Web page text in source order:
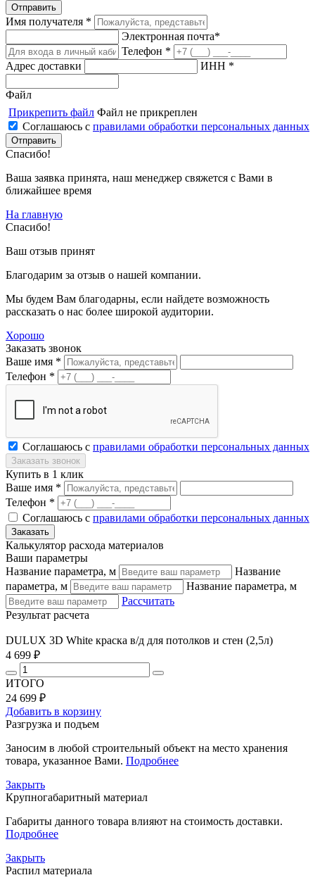
Имя получателя *
Электронная почта*
Телефон *
Адрес доставки
ИНН *
Файл
Прикрепить файл Файл не прикреплен
Соглашаюсь с правилами обработки персональных данных
Спасибо!
Ваша заявка принята, наш менеджер свяжется с Вами в
ближайшее время
На главную
Спасибо!
Ваш отзыв принят
Благодарим за отзыв о нашей компании.
Мы будем Вам благодарны, если найдете возможность
рассказать о нас более широкой аудитории.
Хорошо
Заказать звонок
Ваше имя *
Телефон *
Соглашаюсь с правилами обработки персональных данных
Купить в 1 клик
Ваше имя *
Телефон *
Соглашаюсь с правилами обработки персональных данных
Калькулятор расхода материалов
Ваши параметры
Название параметра, м
Название
параметра, м
Название параметра, м
Рассчитать
Результат расчета
DULUX 3D White краска в/д для потолков и стен (2,5л)
4 699 ₽
ИТОГО
24 699 ₽
Добавить в корзину
Разгрузка и подъем
Заносим в любой строительный объект на место хранения
товара, указанное Вами. Подробнее
Закрыть
Крупногабаритный материал
Габариты данного товара влияют на стоимость доставки.
Подробнее
Закрыть
Распил материала